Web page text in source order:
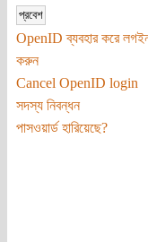
OpenID ব্যবহার করে
করুন
Cancel OpenID login
সদস্য নিবন্ধন
পাসওয়ার্ড হারিয়েছে?